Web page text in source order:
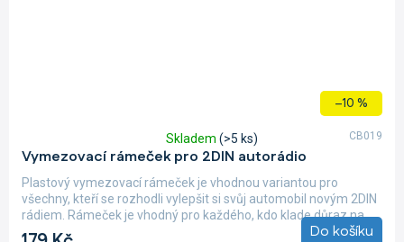
–10 %
Vymezovací rámeček pro 2DIN autorádio
hodnocení
produktu
je
5,0
Skladem (>5 ks)
Do košíku
Plastový vymezovací rámeček je vhodnou variantou pro
všechny, kteří se rozhodli vylepšit si svůj automobil novým 2DIN
rádiem. Rámeček je vhodný pro každého, kdo klade důraz na...
CB019